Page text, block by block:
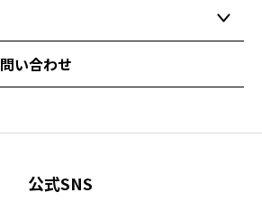
い合わせ
公式SNS